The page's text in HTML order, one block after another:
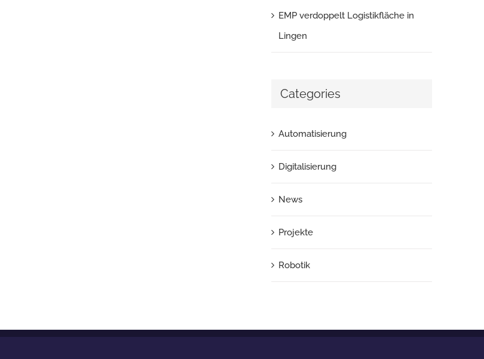
EMP verdoppelt Logistikfläche in
Lingen
Categories
Automatisierung
Digitalisierung
News
Projekte
Robotik